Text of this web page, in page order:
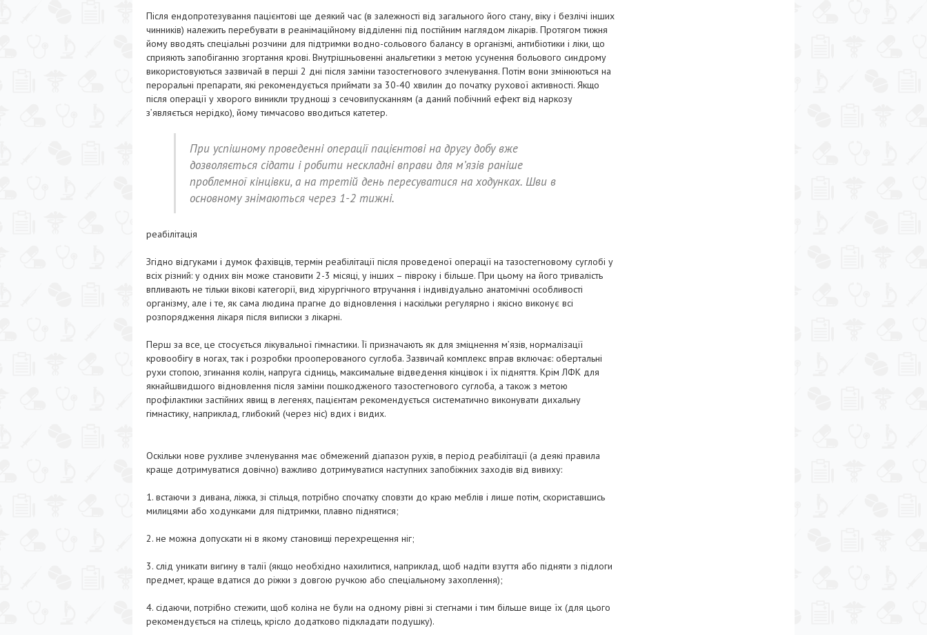
Після ендопротезування пацієнтові ще деякий час (в залежності від загального його стану, віку і безлічі інших
чинників) належить перебувати в реанімаційному відділенні під постійним наглядом лікарів. Протягом тижня
йому вводять спеціальні розчини для підтримки водно-сольового балансу в організмі, антибіотики і ліки, що
сприяють запобіганню згортання крові. Внутрішньовенні анальгетики з метою усунення больового синдрому
використовуються зазвичай в перші 2 дні після заміни тазостегнового зчленування. Потім вони змінюються на
пероральні препарати, які рекомендується приймати за 30-40 хвилин до початку рухової активності. Якщо
після операції у хворого виникли труднощі з сечовипусканням (а даний побічний ефект від наркозу
з’являється нерідко), йому тимчасово вводиться катетер.
При успішному проведенні операції пацієнтові на другу добу вже
дозволяється сідати і робити нескладні вправи для м’язів раніше
проблемної кінцівки, а на третій день пересуватися на ходунках. Шви в
основному знімаються через 1-2 тижні.
реабілітація
Згідно відгуками і думок фахівців, термін реабілітації після проведеної операції на тазостегновому суглобі у
всіх різний: у одних він може становити 2-3 місяці, у інших – півроку і більше. При цьому на його тривалість
впливають не тільки вікові категорії, вид хірургічного втручання і індивідуально анатомічні особливості
організму, але і те, як сама людина прагне до відновлення і наскільки регулярно і якісно виконує всі
розпорядження лікаря після виписки з лікарні.
Перш за все, це стосується лікувальної гімнастики. Її призначають як для зміцнення м’язів, нормалізації
кровообігу в ногах, так і розробки прооперованого суглоба. Зазвичай комплекс вправ включає: обертальні
рухи стопою, згинання колін, напруга сідниць, максимальне відведення кінцівок і їх підняття. Крім ЛФК для
якнайшвидшого відновлення після заміни пошкодженого тазостегнового суглоба, а також з метою
профілактики застійних явищ в легенях, пацієнтам рекомендується систематично виконувати дихальну
гімнастику, наприклад, глибокий (через ніс) вдих і видих.
Оскільки нове рухливе зчленування має обмежений діапазон рухів, в період реабілітації (а деякі правила
краще дотримуватися довічно) важливо дотримуватися наступних запобіжних заходів від вивиху:
1. встаючи з дивана, ліжка, зі стільця, потрібно спочатку сповзти до краю меблів і лише потім, скориставшись
милицями або ходунками для підтримки, плавно піднятися;
2. не можна допускати ні в якому становищі перехрещення ніг;
3. слід уникати вигину в талії (якщо необхідно нахилитися, наприклад, щоб надіти взуття або підняти з підлоги
предмет, краще вдатися до ріжки з довгою ручкою або спеціальному захоплення);
4. сідаючи, потрібно стежити, щоб коліна не були на одному рівні зі стегнами і тим більше вище їх (для цього
рекомендується на стілець, крісло додатково підкладати подушку).